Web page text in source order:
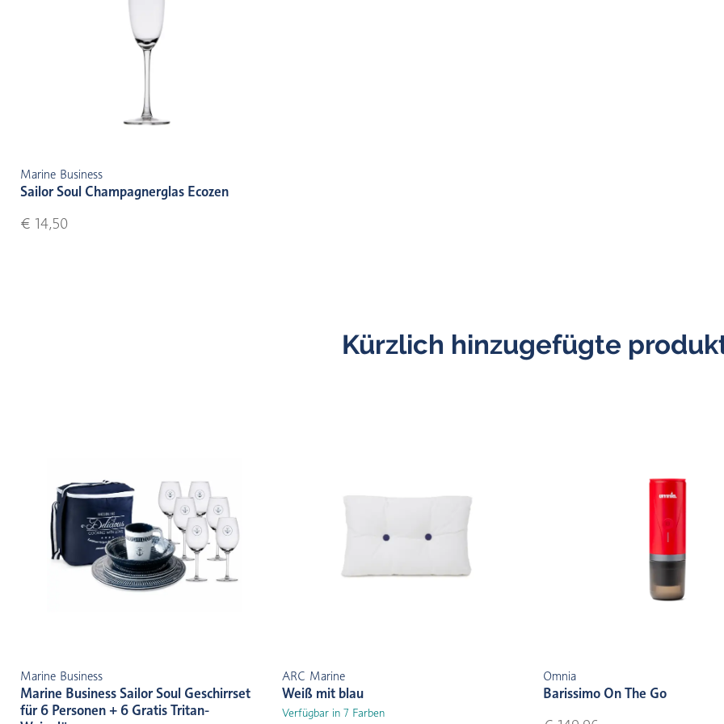
Marine Business
Sailor Soul Champagnerglas Ecozen
€ 14,50
Kürzlich hinzugefügte
Marine Business
Marine Business Sailor Soul Geschirrset
für 6 Personen + 6 Gratis Tritan-
ARC Marine
Weiß mit blau
Verfügbar in 7 Farben
Omnia
Barissimo On The Go